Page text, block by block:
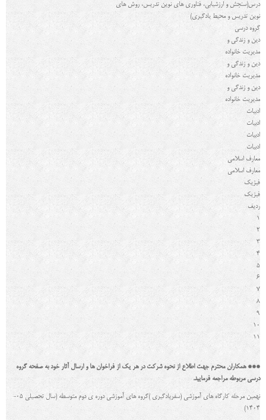
درس(سنجش و ارزشیابی، فناوری های نوین تدریس، روش های
نوین تدریس و محیط یادگیری)
گروه درسي
دین و زندگی و
مدیریت خانواده
دین و زندگی و
مدیریت خانواده
دین و زندگی و
مدیریت خانواده
ادبیات
ادبیات
ادبیات
ادبیات
معارف اسلامی
معارف اسلامی
فیزیک
فیزیک
رديف
1
2
3
4
5
6
7
8
9
10
11
*** همکاران محترم جهت اطلاع از نحوه شرکت در هر یک از فراخوان ها و ارسال آثار خود به صفحه گروه
درسی مربوطه مراجعه فرمایید.
نهمین مرحله کارگاه هاي آموزشی (سفریادگیري )گروه هاي آموزشی دوره ي دوم متوسطه (سال تحصیلی 05-
1404)